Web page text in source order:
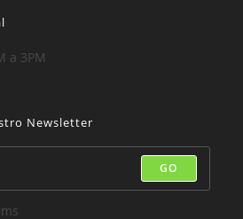
a 3PM
Newsletter
GO